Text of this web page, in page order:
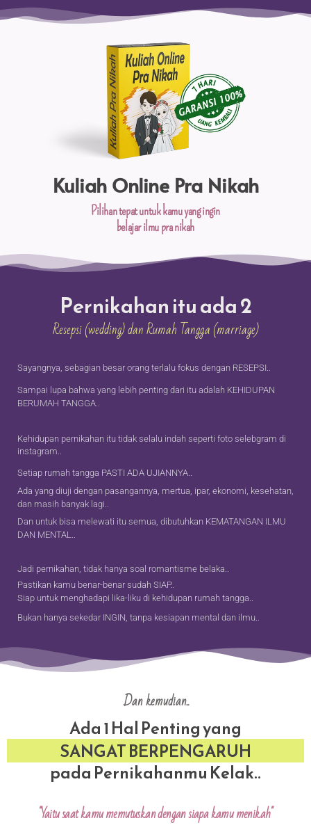
Kuliah Online Pra Nikah
Pilihan tepat untuk kamu yang ingin​
belajar ilmu pra nikah
Pernikahan itu ada 2
Resepsi (wedding) dan Rumah Tangga (marriage)
Sayangnya, sebagian besar orang terlalu fokus dengan RESEPSI..
Sampai lupa bahwa yang lebih penting dari itu adalah KEHIDUPAN
BERUMAH TANGGA..
Kehidupan pernikahan itu tidak selalu indah seperti foto selebgram di
instagram..
Setiap rumah tangga PASTI ADA UJIANNYA..
Ada yang diuji dengan pasangannya, mertua, ipar, ekonomi, kesehatan,
dan masih banyak lagi..
Dan untuk bisa melewati itu semua, dibutuhkan KEMATANGAN ILMU
DAN MENTAL..
Jadi pernikahan, tidak hanya soal romantisme belaka..
Pastikan kamu benar-benar sudah SIAP..
Siap untuk menghadapi lika-liku di kehidupan rumah tangga..
Bukan hanya sekedar INGIN, tanpa kesiapan mental dan ilmu..
Dan kemudian..
Ada 1 Hal Penting yang
SANGAT BERPENGARUH
pada Pernikahanmu Kelak..
"Yaitu saat kamu memutuskan dengan siapa kamu menikah"